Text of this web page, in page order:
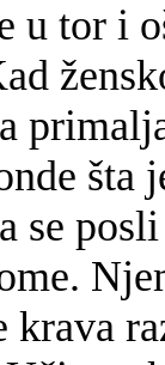
u tor i
šta
se
krava